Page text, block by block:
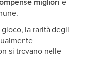
migliori e
la rarità degli
si trovano nelle